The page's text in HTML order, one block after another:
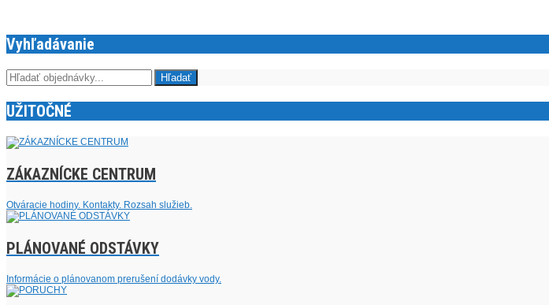
Vyhľadávanie
UŽITOČNÉ
ZÁKAZNÍCKE CENTRUM
Otváracie hodiny. Kontakty. Rozsah služieb.
PLÁNOVANÉ ODSTÁVKY
Informácie o plánovanom prerušení dodávky vody.